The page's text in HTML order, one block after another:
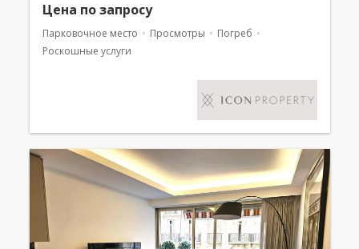
Цена по запросу
Парковочное место Просмотры
Погреб
Роскошные услуги